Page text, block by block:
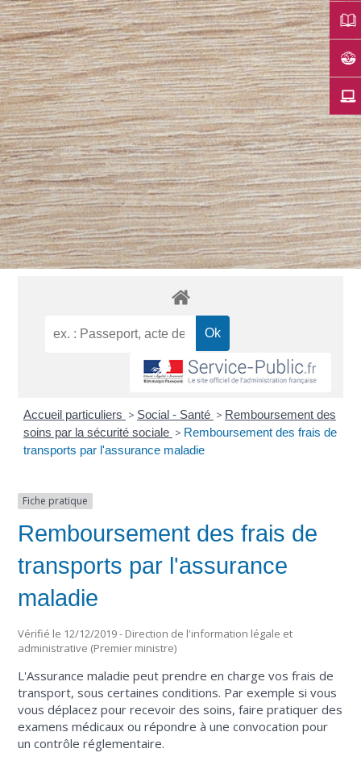
Accueil particuliers > Social - Santé > Remboursement des
soins par la sécurité sociale > Remboursement des frais de
transports par l'assurance maladie
Fiche pratique
Remboursement des frais de
transports par l'assurance
maladie
Vérifié le 12/12/2019 - Direction de l'information légale et
administrative (Premier ministre)
L'Assurance maladie peut prendre en charge vos frais de
transport, sous certaines conditions. Par exemple si vous
vous déplacez pour recevoir des soins, faire pratiquer des
examens médicaux ou répondre à une convocation pour
un contrôle réglementaire.